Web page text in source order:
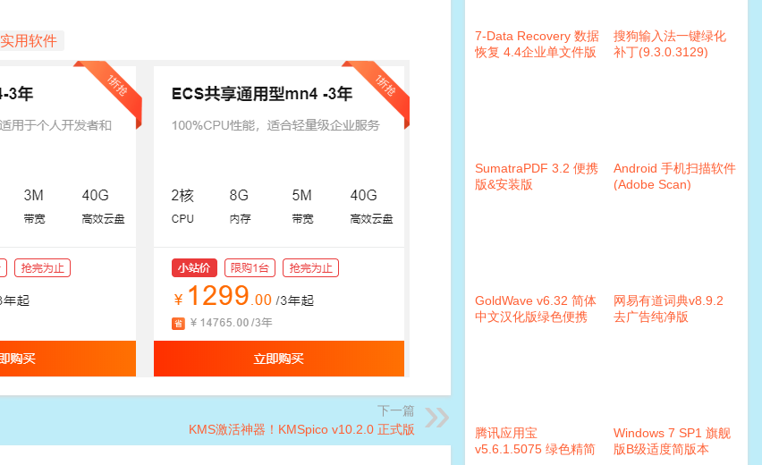
实用软件
下一篇
KMS激活神器！KMSpico v10.2.0 正式版
7-Data Recovery 数据
恢复 4.4企业单文件版
搜狗输入法一键绿化
补丁(9.3.0.3129)
SumatraPDF 3.2 便携
版&安装版
Android 手机扫描软件
(Adobe Scan)
GoldWave v6.32 简体
中文汉化版绿色便携
网易有道词典v8.9.2
去广告纯净版
腾讯应用宝
v5.6.1.5075 绿色精简
Windows 7 SP1 旗舰
版B级适度简版本